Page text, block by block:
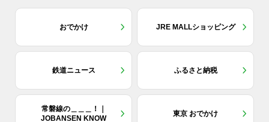
おでかけ JRE MALLショッピング
鉄道ニュース ふるさと納税
常磐線の＿＿＿！｜
JOBANSEN KNOW
東京 おでかけ